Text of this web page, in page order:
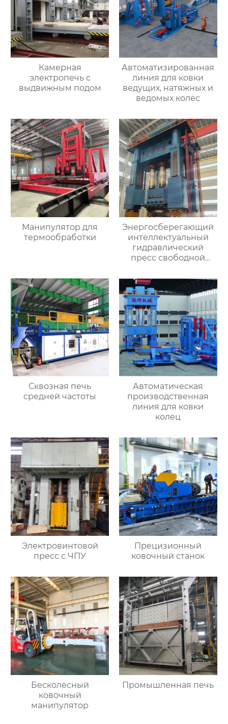
Камерная
электропечь с
выдвижным подом
Автоматизированная
линия для ковки
ведущих, натяжных и
ведомых колёс
Манипулятор для
термообработки
Энергосберегающий
интеллектуальный
гидравлический
пресс свободной
Сквозная печь
средней частоты
Автоматическая
производственная
линия для ковки
колец
Электровинтовой
пресс с ЧПУ
Прецизионный
ковочный станок
Бесколёсный
ковочный
манипулятор
Промышленная печь